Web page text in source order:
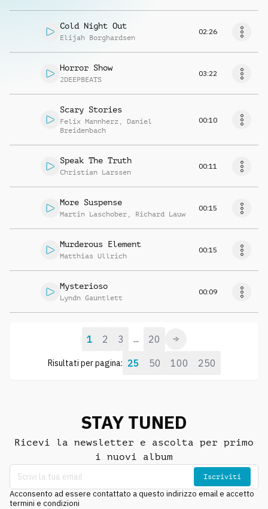
Cold Night Out
Elijah Borghardsen
02:26
Horror Show
2DEEPBEATS
03:22
Scary Stories
Felix Mannherz , Daniel
Breidenbach
00:10
Speak The Truth
Christian Larssen
00:11
More Suspense
Martin Laschober , Richard Lauw
00:15
Murderous Element
Matthias Ullrich
00:15
Mysterioso
Lyndn Gauntlett
00:09
Risultati per pagina: 25 50 100 250
1 2 3 ... 20
STAY TUNED
Ricevi la newsletter e ascolta per primo
i nuovi album
Iscriviti
Acconsento ad essere contattato a questo indirizzo email e accetto
termini e condizioni